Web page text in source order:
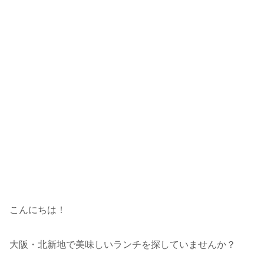
こんにちは！
大阪・北新地で美味しいランチを探していませんか？